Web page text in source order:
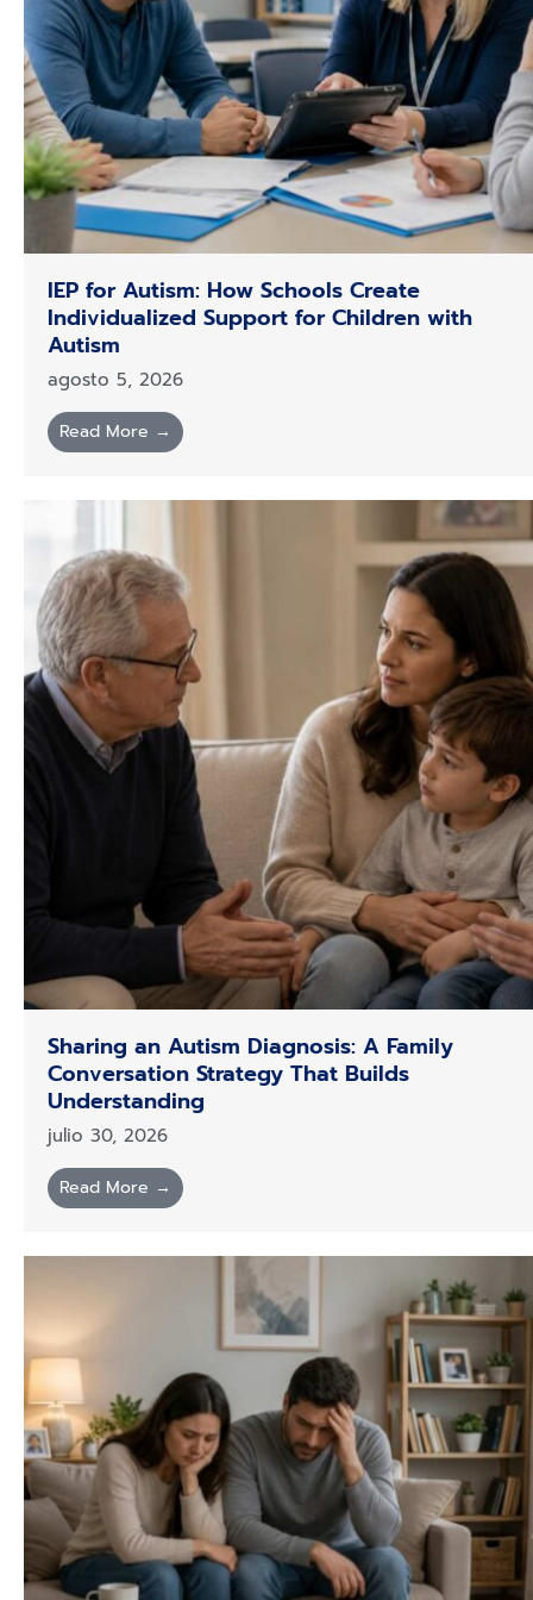
IEP for Autism: How Schools Create
Individualized Support for Children with
Autism
agosto 5, 2026
Read More →
Sharing an Autism Diagnosis: A Family
Conversation Strategy That Builds
Understanding
julio 30, 2026
Read More →